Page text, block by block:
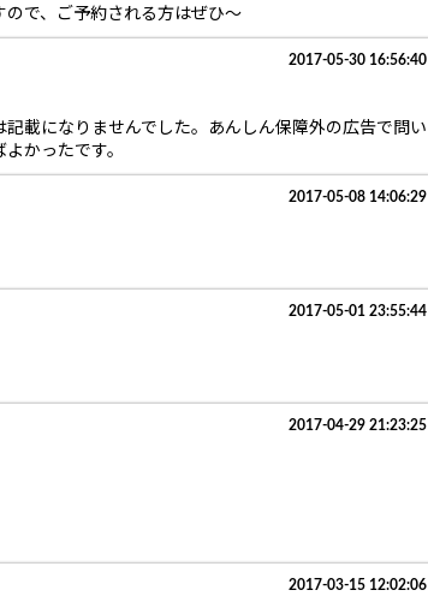
で、ご予約される方はぜひ～
2017-05-30 16:56:40
載になりませんでした。あんしん保障外の広告で問い
かったです。
2017-05-08 14:06:29
2017-05-01 23:55:44
2017-04-29 21:23:25
2017-03-15 12:02:06